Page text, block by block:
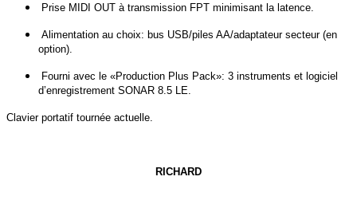
Prise MIDI OUT à transmission FPT minimisant la latence.
Alimentation au choix: bus USB/piles AA/adaptateur secteur (en
option).
Fourni avec le «Production Plus Pack»: 3 instruments et logiciel
d’enregistrement SONAR 8.5 LE.
Clavier portatif tournée actuelle.
RICHARD